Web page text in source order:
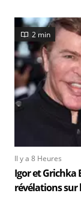
2 min
Il y a 8 Heures
Igor et
révélations sur